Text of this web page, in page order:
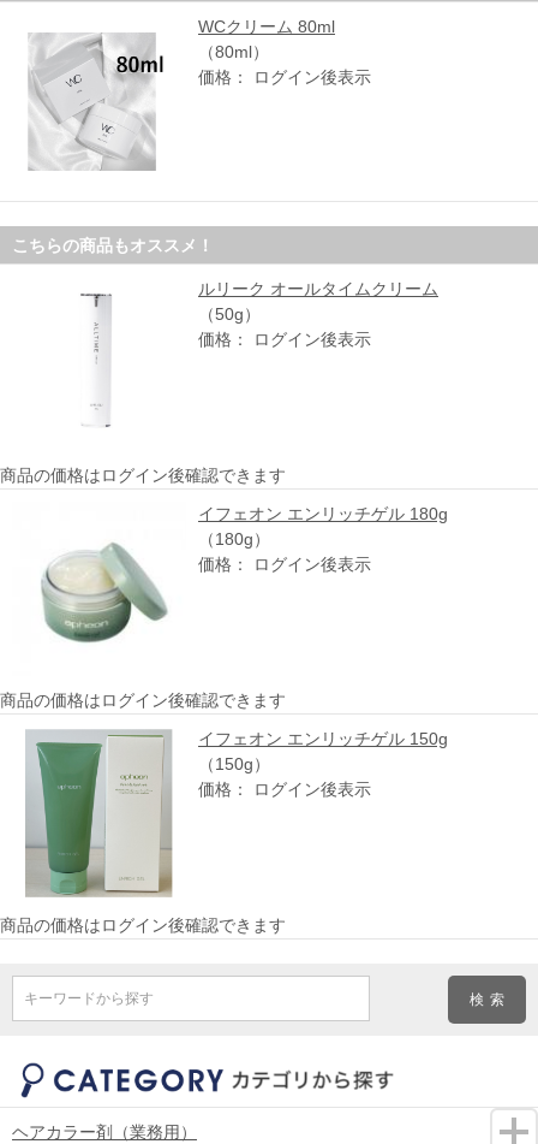
WCクリーム 80ml
（80ml）
価格： ログイン後表示
こちらの商品もオススメ！
ルリーク オールタイムクリーム
（50g）
価格： ログイン後表示
商品の価格はログイン後確認できます
イフェオン エンリッチゲル 180g
（180g）
価格： ログイン後表示
商品の価格はログイン後確認できます
イフェオン エンリッチゲル 150g
（150g）
価格： ログイン後表示
商品の価格はログイン後確認できます
キーワードから探す
ヘアカラー剤（業務用）